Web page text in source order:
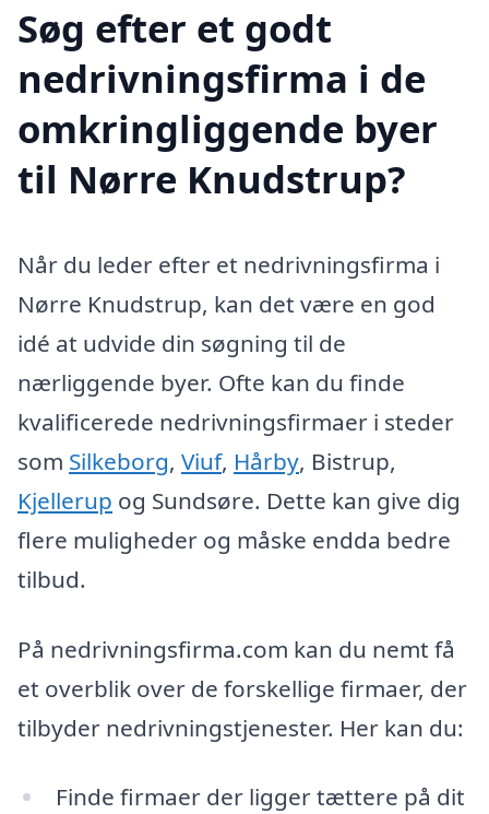
Søg efter et godt
nedrivningsfirma i de
omkringliggende byer
til Nørre Knudstrup?
Når du leder efter et nedrivningsfirma i
Nørre Knudstrup, kan det være en god
idé at udvide din søgning til de
nærliggende byer. Ofte kan du finde
kvalificerede nedrivningsfirmaer i steder
som Silkeborg, Viuf, Hårby, Bistrup,
Kjellerup og Sundsøre. Dette kan give dig
flere muligheder og måske endda bedre
tilbud.
På nedrivningsfirma.com kan du nemt få
et overblik over de forskellige firmaer, der
tilbyder nedrivningstjenester. Her kan du:
Finde firmaer der ligger tættere på dit